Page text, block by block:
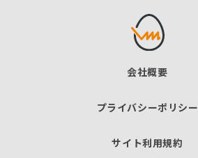
会社概要
プライバシーポリシー
サイト利用規約